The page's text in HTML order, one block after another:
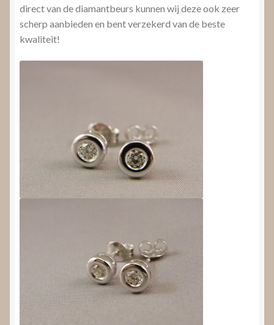
direct van de diamantbeurs kunnen wij deze ook zeer
scherp aanbieden en bent verzekerd van de beste
kwaliteit!